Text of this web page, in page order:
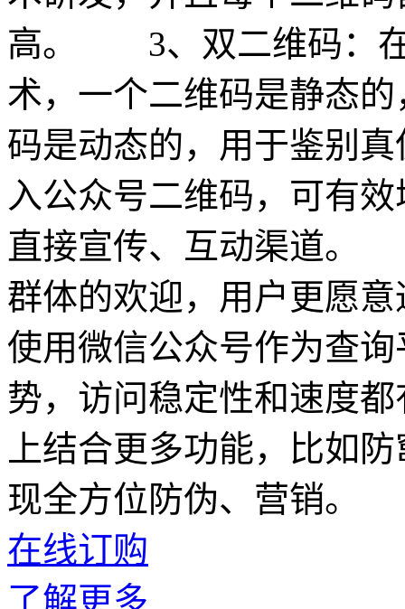
高。 3、双二维码：在
术，一个二维码是静态
码是动态的，用于鉴别
入公众号二维码，可有
直接宣传、互动渠道。
群体的欢迎，用户更愿
使用微信公众号作为查
势，访问稳定性和速度
上结合更多功能，比如
现全方位防伪、营销。
在线订购
了解更多